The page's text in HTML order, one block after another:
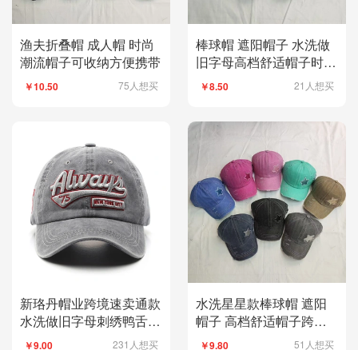
渔夫折叠帽 成人帽 时尚
潮流帽子可收纳方便携带
￥10.50 75人想买
棒球帽 遮阳帽子 水洗做
旧字母高档舒适帽子时尚
好看
￥8.50 21人想买
新珞丹帽业跨境速卖通款
水洗做旧字母刺绣鸭舌帽
潮男个性街头女遮阳棒球
￥9.00 231人想买
水洗星星款棒球帽 遮阳
帽子 高档舒适帽子跨境
男女同款情侣款
￥9.80 51人想买